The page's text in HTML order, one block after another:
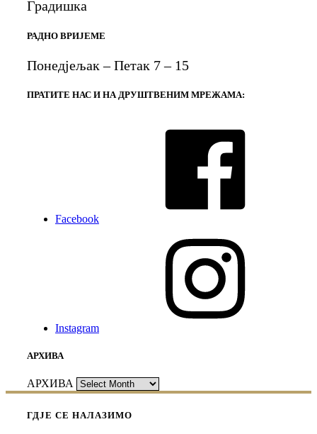
Градишка
РАДНО ВРИЈЕМЕ
Понедјељак – Петак 7 – 15
ПРАТИТЕ НАС И НА ДРУШТВЕНИМ МРЕЖАМА:
Facebook
Instagram
АРХИВА
АРХИВА
ГДЈЕ СЕ НАЛАЗИМО